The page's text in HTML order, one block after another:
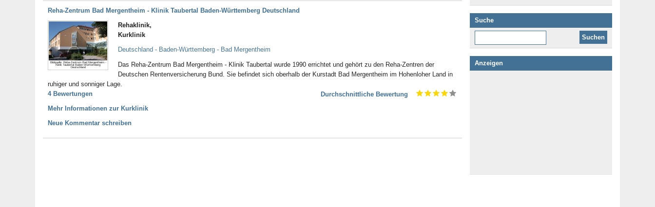
Reha-Zentrum Bad Mergentheim - Klinik Taubertal Baden-Württemberg Deutschland
Bildquelle: Reha-Zentrum Bad Mergentheim -
Klinik Taubertal Baden-Württemberg
Deutschland
Rehaklinik,
Kurklinik
Deutschland - Baden-Württemberg - Bad Mergentheim
Das Reha-Zentrum Bad Mergentheim - Klinik Taubertal wurde 1990 errichtet und gehört zu den Reha-Zentren der
Deutschen Rentenversicherung Bund. Sie befindet sich oberhalb der Kurstadt Bad Mergentheim im Hohenloher Land in
ruhiger und sonniger Lage.
4 Bewertungen
Durchschnittliche Bewertung
Mehr Informationen zur Kurklinik
Neue Kommentar schreiben
Suche
Anzeigen